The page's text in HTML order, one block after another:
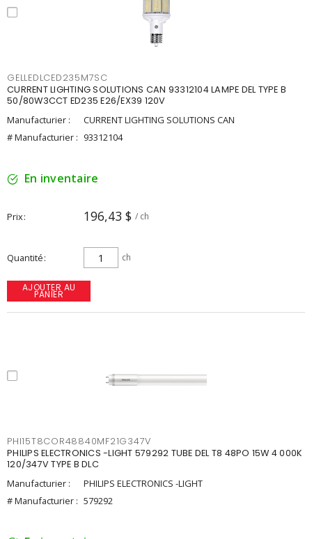
GELLEDLCED235M7SC
CURRENT LIGHTING SOLUTIONS CAN 93312104 LAMPE DEL TYPE B
50/80W3CCT ED235 E26/EX39 120V
Manufacturier :
CURRENT LIGHTING SOLUTIONS CAN
# Manufacturier : 93312104
En inventaire
Prix 196,43 $ / ch
Quantité ch
AJOUTER AU
PANIER
PHI15T8COR48840MF21G347V
PHILIPS ELECTRONICS -LIGHT 579292 TUBE DEL T8 48PO 15W 4 000K
120/347V TYPE B DLC
Manufacturier :
PHILIPS ELECTRONICS -LIGHT
# Manufacturier : 579292